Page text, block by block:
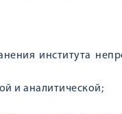
института
и аналитической;